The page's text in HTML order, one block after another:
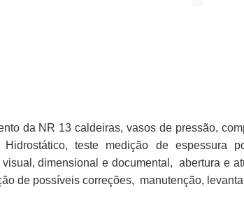
da NR 13 caldeiras, vasos de pressão,
teste medição de espessura
dimensional e documental, abertura e
de possíveis correções, manutenção,